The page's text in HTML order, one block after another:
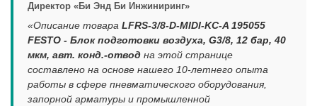
Директор «Би Энд Би Инжиниринг»
«Описание товара LFRS-3/8-D-MIDI-KC-A 195055
FESTO - Блок подготовки воздуха, G3/8, 12 бар, 40
мкм, авт. конд.-отвод на этой странице
составлено на основе нашего 10-летнего опыта
работы в сфере пневматического оборудования,
запорной арматуры и промышленной